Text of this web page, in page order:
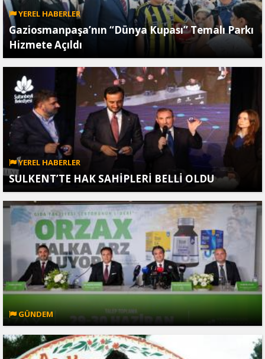
YEREL HABERLER
Gaziosmanpaşa’nın “Dünya Kupası” Temalı Parkı
Hizmete Açıldı
YEREL HABERLER
SULKENT’TE HAK SAHİPLERİ BELLİ OLDU
GÜNDEM